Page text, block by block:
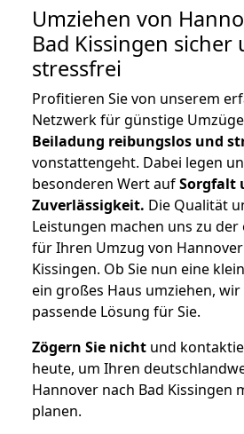
Umziehen von
Bad Kissingen sicher
stressfrei
Profitieren Sie von unserem
Netzwerk für günstige
Beiladung reibungslos und
vonstattengeht. Dabei legen
besonderen Wert aufSorgfalt
Zuverlässigkeit. Die Qualität
Leistungen machen uns zu
für Ihren Umzug von
Kissingen. Ob Sie nun eine
ein großes Haus umziehen,
passende Lösung für Sie.
Zögern Sie nicht und
heute, um Ihren
Hannover nach Bad Kissingen
planen.